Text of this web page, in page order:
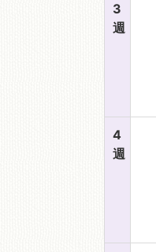
3
週
4
週